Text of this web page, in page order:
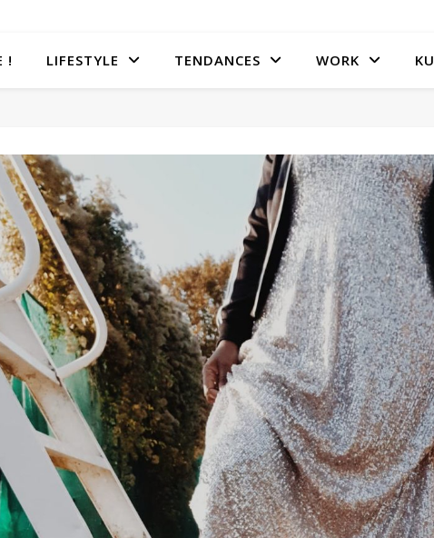
! LIFESTYLE TENDANCES WORK